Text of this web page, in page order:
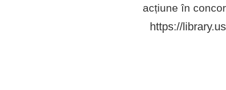
acțiune în
https://